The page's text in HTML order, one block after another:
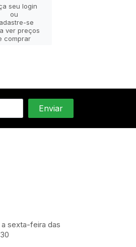
seu login
ou
se
ver preços
comprar
sexta-feira das